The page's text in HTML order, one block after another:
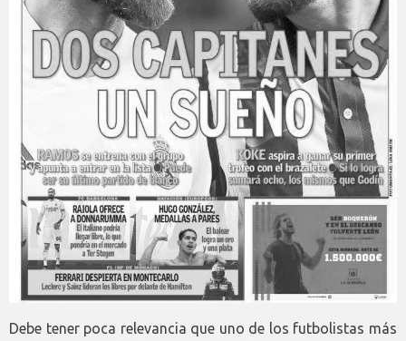
Debe tener poca relevancia que uno de los futbolistas más